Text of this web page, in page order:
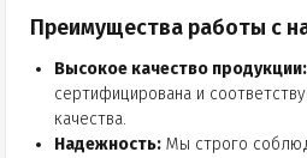
Преимущества работы с
Высокое качество продукции:
сертифицирована и
качества.
Надежность: Мы строго